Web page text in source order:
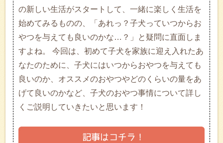
の新しい生活がスタートして、一緒に楽しく生活を
始めてみるものの、「あれっ？子犬っていつからお
やつを与えても良いのかな…？」と疑問に直面しま
すよね。 今回は、初めて子犬を家族に迎え入れたあ
なたのために、子犬にはいつからおやつを与えても
良いのか、オススメのおやつやどのくらいの量をあ
げて良いのかなど、子犬のおやつ事情について詳し
くご説明していきたいと思います！